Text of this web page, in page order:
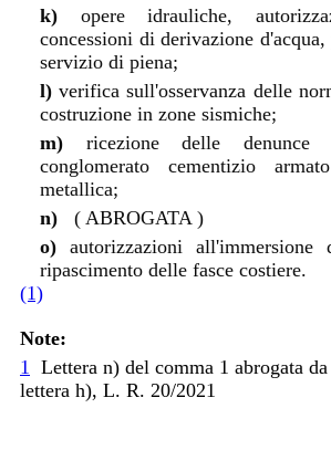
k) opere idrauliche,
concessioni di derivazione
servizio di piena;
l)verifica sull'osservanza delle
costruzione in zone sismiche;
m) ricezione delle
conglomerato cementizio
metallica;
n)( ABROGATA )
o)autorizzazioni
ripascimento delle fasce costiere.
(1)
Note:
1 Lettera n) del comma 1 abrogata
lettera h), L. R. 20/2021